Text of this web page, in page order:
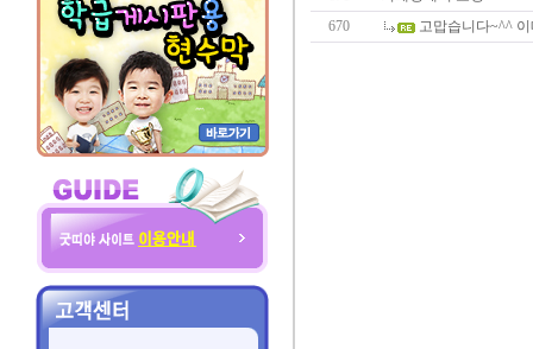
670
고맙습니다~^^